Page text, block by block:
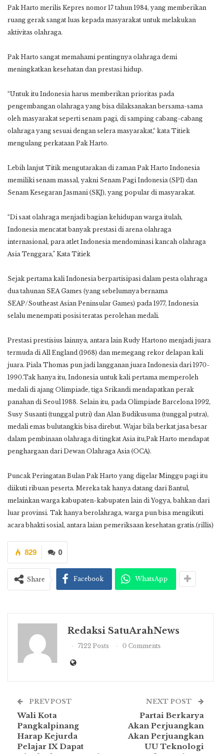
Pak Harto merilis Kepres nomor 17 tahun 1984, yang memberikan
ruang gerak sangat luas kepada masyarakat untuk melakukan
aktivitas olahraga.
Pak Harto sangat memahami pentingnya olahraga demi
meningkatkan kesehatan dan prestasi hidup.
“Untuk itu Indonesia harus memberikan prioritas pada
pengembangan olahraga yang bisa dilaksanakan bersama-sama
oleh masyarakat seperti senam pagi, di samping cabang-cabang
olahraga yang sesuai dengan selera masyarakat,“ kata Titiek
mengulang perkataan Pak Harto.
Lebih lanjut Titik mengutarakan di zaman Pak Harto Indonesia
memiliki senam massal, yakni Senam Pagi Indonesia (SPI) dan
Senam Kesegaran Jasmani (SKJ), yang popular di masyarakat.
“Di saat olahraga menjadi bagian kehidupan warga itulah,
Indonesia mencatat banyak prestasi di arena olahraga
internasional, para atlet Indonesia mendominasi kancah olahraga
Asia Tenggara,” Kata Titiek
Sejak pertama kali Indonesia berpartisipasi dalam pesta olahraga
dua tahunan SEA Games (yang sebelumnya bernama
SEAP/Southeast Asian Peninsular Games) pada 1977, Indonesia
selalu menempati posisi teratas perolehan medali.
Prestasi prestisius lainnya, antara lain Rudy Hartono menjadi juara
termuda di All England (1968) dan memegang rekor delapan kali
juara. Piala Thomas pun jadi langganan juara Indonesia dari 1970-
1990.Tak hanya itu, Indonesia untuk kali pertama memperoleh
medali di ajang Olimpiade, tiga Srikandi mendapatkan perak
panahan di Seoul 1988. Selain itu, pada Olimpiade Barcelona 1992,
Susy Susanti (tunggal putri) dan Alan Budikusuma (tunggal putra),
medali emas bulutangkis bisa direbut. Wajar bila berkat jasa besar
dalam pembinaan olahraga di tingkat Asia itu,Pak Harto mendapat
penghargaan dari Dewan Olahraga Asia (OCA).
Puncak Peringatan Bulan Pak Harto yang digelar Minggu pagi itu
diikuti ribuan peserta. Mereka tak hanya datang dari Bantul,
melainkan warga kabupaten-kabupaten lain di Yogya, bahkan dari
luar provinsi. Tak hanya berolahraga, warga pun bisa mengikuti
acara bhakti sosial, antara laian pemeriksaan kesehatan gratis.(rillis)
0
829
Share Facebook WhatsApp
Redaksi SatuArahNews
7122 Posts 0 Comments
PREV POST
Wali Kota
Pangkalpinang
Harap Kejurda
Pelajar IX Dapat
NEXT POST
Partai Berkarya
Akan Perjuangkan
Akan Perjuangkan
UU Teknologi